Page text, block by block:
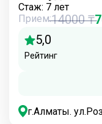
Стаж: 7 лет
Прием:14000 ₸
5,0
Рейтинг
г.Алматы.